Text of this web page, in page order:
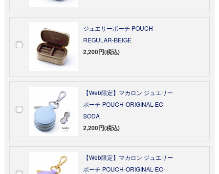
ジュエリーポーチ POUCH-
REGULAR-BEIGE
2,200円(税込)
【Web限定】マカロン ジュエリー
ポーチ POUCH-ORIGINAL-EC-
SODA
2,200円(税込)
【Web限定】マカロン ジュエリー
ポーチ POUCH-ORIGINAL-EC-